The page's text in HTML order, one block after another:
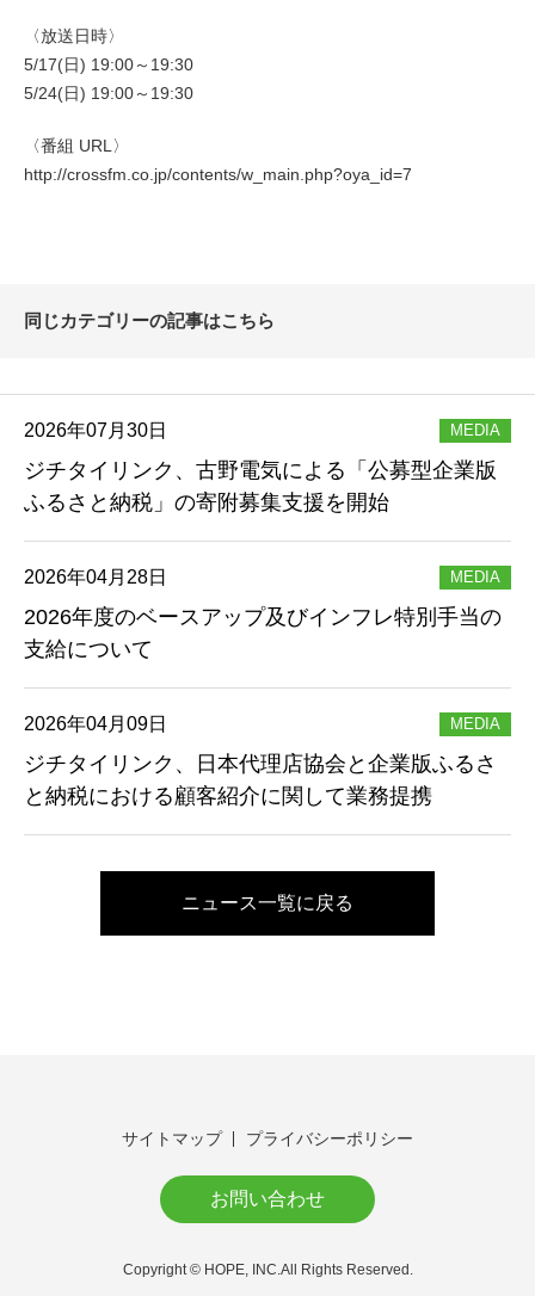
〈放送日時〉
5/17(日) 19:00～19:30
5/24(日) 19:00～19:30
〈番組 URL〉
http://crossfm.co.jp/contents/w_main.php?oya_id=7
同じカテゴリーの記事はこちら
2026年07月30日 MEDIA
ジチタイリンク、古野電気による「公募型企業版
ふるさと納税」の寄附募集支援を開始
2026年04月28日 MEDIA
2026年度のベースアップ及びインフレ特別手当の
支給について
2026年04月09日 MEDIA
ジチタイリンク、日本代理店協会と企業版ふるさ
と納税における顧客紹介に関して業務提携
ニュース一覧に戻る
サイトマップ プライバシーポリシー
お問い合わせ
Copyright © HOPE, INC.All Rights Reserved.